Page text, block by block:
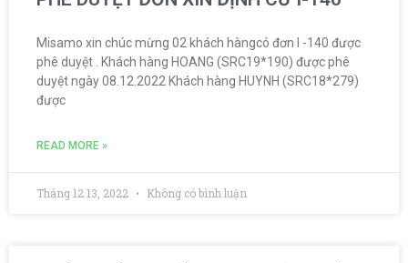
Misamo xin chúc mừng 02 khách hàngcó đơn I -140 được
phê duyệt . Khách hàng HOANG (SRC19*190) được phê
duyệt ngày 08.12.2022 Khách hàng HUYNH (SRC18*279)
được
READ MORE »
Tháng 12 13, 2022 Không có bình luận